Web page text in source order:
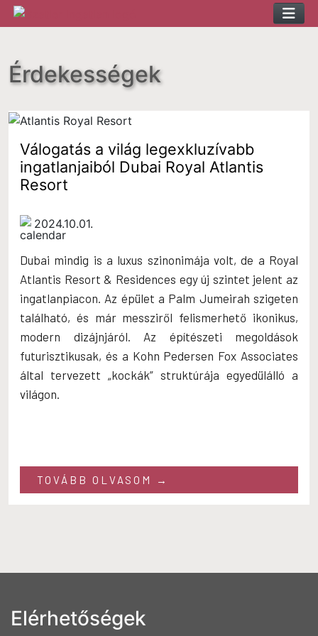
Skip
to
Érdekességek
Válogatás a világ legexkluzívabb
ingatlanjaiból Dubai Royal Atlantis
Resort
2024.10.01.
Dubai mindig is a luxus szinonimája volt, de a Royal
Atlantis Resort & Residences egy új szintet jelent az
ingatlanpiacon. Az épület a Palm Jumeirah szigeten
található, és már messziről felismerhető ikonikus,
modern dizájnjáról. Az építészeti megoldások
futurisztikusak, és a Kohn Pedersen Fox Associates
által tervezett „kockák” struktúrája egyedülálló a
világon.
TOVÁBB OLVASOM →
Elérhetőségek